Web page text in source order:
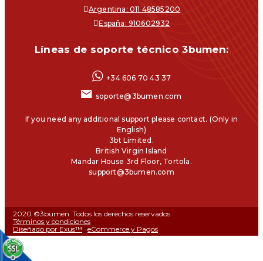
Argentina: 011 48585200
España: 910602932
Líneas de soporte técnico 3bumen:
+34 606 70 43 37
soporte@3bumen.com
If you need any additional support please contact. (Only in
English)
3bt Limited.
British Virgin Island
Mandar House 3rd Floor, Tortola.
support@3bumen.com
2020 ©3bumen. Todos los derechos reservados
Términos y condiciones
Diseñado por Exus™ | eCommerce y Pagos